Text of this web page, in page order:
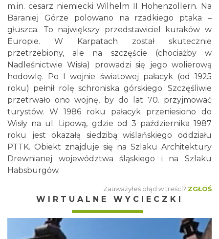
m.in. cesarz niemiecki Wilhelm II Hohenzollern. Na
Baraniej Górze polowano na rzadkiego ptaka –
głuszca. To największy przedstawiciel kuraków w
Europie. W Karpatach został skutecznie
przetrzebiony, ale na szczęście (chociażby w
Nadleśnictwie Wisła) prowadzi się jego wolierową
hodowlę. Po I wojnie światowej pałacyk (od 1925
roku) pełnił rolę schroniska górskiego. Szczęśliwie
przetrwało ono wojnę, by do lat 70. przyjmować
turystów. W 1986 roku pałacyk przeniesiono do
Wisły na ul. Lipową, gdzie od 3 października 1987
roku jest okazałą siedzibą wiślańskiego oddziału
PTTK. Obiekt znajduje się na Szlaku Architektury
Drewnianej województwa śląskiego i na Szlaku
Habsburgów.
Zauważyłeś błąd w treści? ZGŁOŚ
WIRTUALNE WYCIECZKI